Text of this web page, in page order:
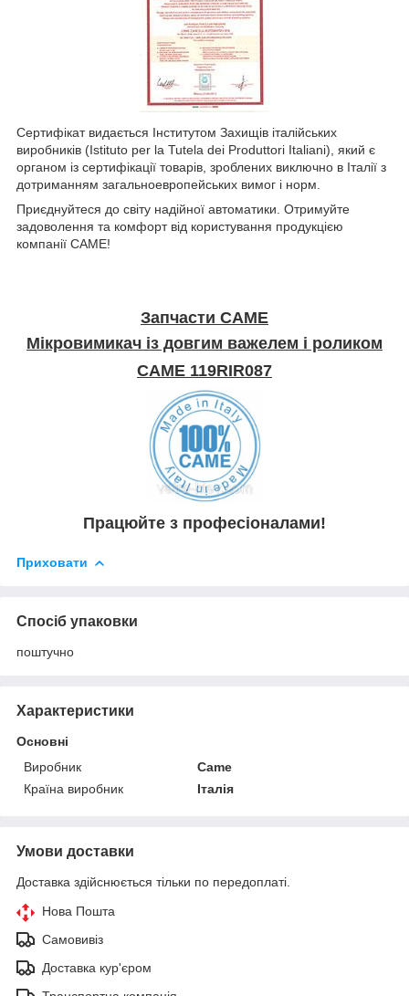
Сертифікат видається Інститутом Захищів італійських
виробників (Istituto per la Tutela dei Produttori Italiani), який є
органом із сертифікації товарів, зроблених виключно в Італії з
дотриманням загальноевропейських вимог і норм.
Приєднуйтеся до світу надійної автоматики. Отримуйте
задоволення та комфорт від користування продукцією
компанії CAME!
Запчасти CAME
Мікровимикач із довгим важелем і роликом
CAME 119RIR087
Працюйте з професіоналами!
Приховати
Спосіб упаковки
поштучно
Характеристики
Основні
Виробник
Came
Країна виробник
Італія
Умови доставки
Доставка здійснюється тільки по передоплаті.
Нова Пошта
Самовивіз
Доставка кур'єром